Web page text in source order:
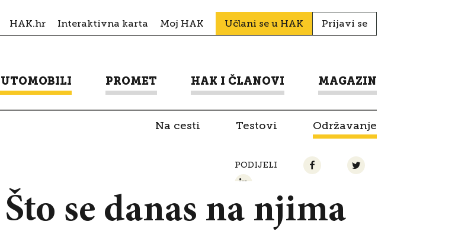
HAK.hr Interaktivna karta Moj HAK Učlani se u HAK Prijavi se
PROMET HAK I ČLANOVI MAGAZIN
Na cesti Testovi Održavanje
PODIJELI
se danas na njima